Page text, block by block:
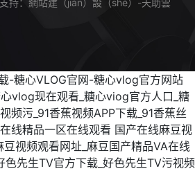
持： 網站建（jiàn）設（shè）-天助雲
-糖心VLOG官网-糖心vlog官方网站
vlog现在观看_糖心viog官方人口_糖
频污_91香蕉视频APP下载_91香蕉丝
线精品一区在线观看 国产在线麻豆视
豆视频观看网址_麻豆国产精品VA在线
色先生TV官方下载_好色先生TV污视频